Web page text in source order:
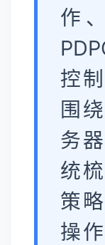
作
控
围绕
务
统
策
操